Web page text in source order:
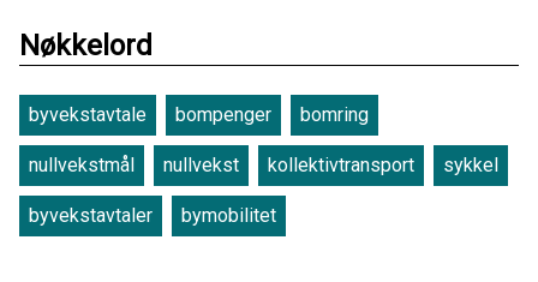
Nøkkelord
byvekstavtale bompenger bomring
nullvekstmål nullvekst kollektivtransport sykkel
byvekstavtaler bymobilitet